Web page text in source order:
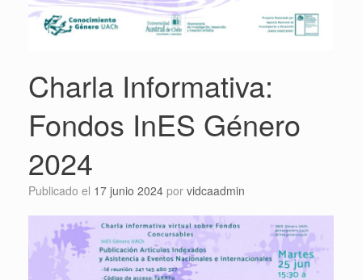
Charla Informativa:
Fondos InES Género
2024
Publicado el 17 junio 2024 por vidcaadmin